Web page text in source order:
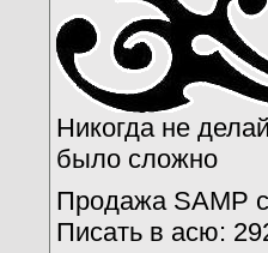
Никогда не
было сложно
Продажа SAMP
Писать в асю: